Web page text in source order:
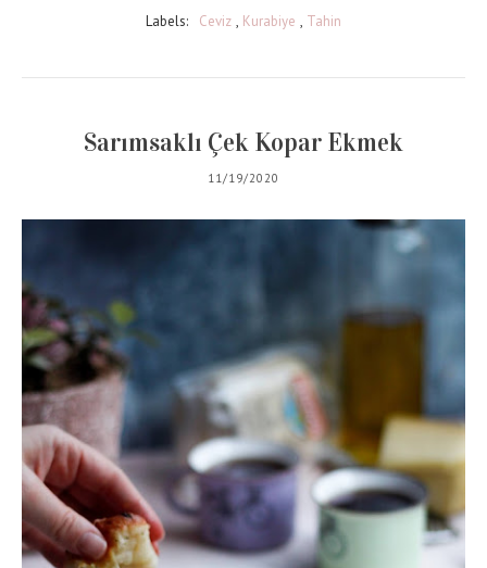
Labels:
Ceviz , Kurabiye , Tahin
Sarımsaklı Çek Kopar Ekmek
11/19/2020